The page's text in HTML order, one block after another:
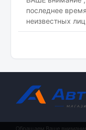
последнее
неизвестных